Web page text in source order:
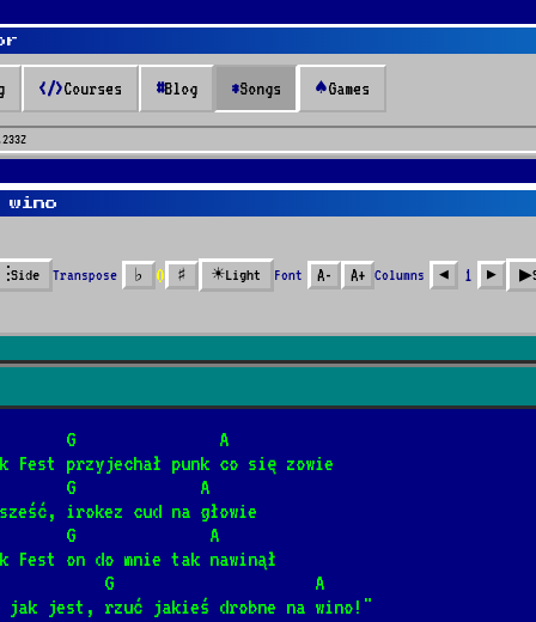
</>Courses #Blog *Songs ♠Games
* Songs *
📺
w Pile
📺
wino
⫶Side Transpose ♭ 0 ♯ ☀Light Font A- A+ Columns ◀︎ 1 ▶︎ ▶︎
G               A
Fest przyjechał punk co się zowie
G             A
irokez cud na głowie
G              A
Fest on do mnie tak nawinął
G                     A
jak jest, rzuć jakieś drobne na wino!"